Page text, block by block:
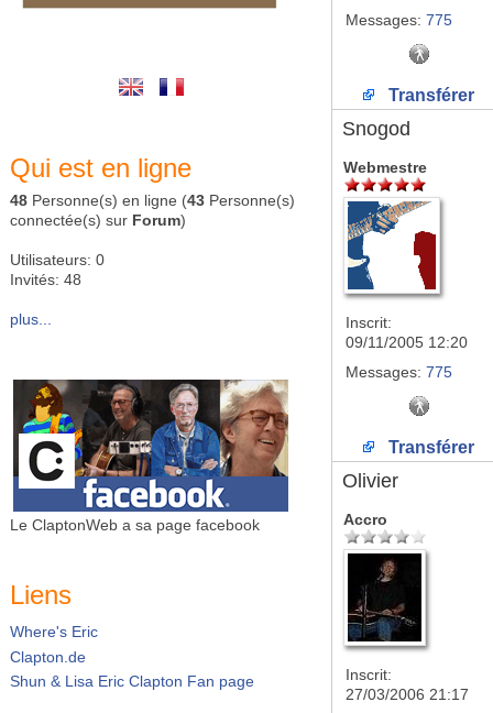
Qui est en ligne
48 Personne(s) en ligne (43 Personne(s)
connectée(s) sur Forum)
Utilisateurs: 0
Invités: 48
plus...
Le ClaptonWeb a sa page facebook
Liens
Where's Eric
Clapton.de
Shun & Lisa Eric Clapton Fan page
Messages: 775
Transférer
Snogod
Webmestre
Inscrit:
09/11/2005 12:20
Messages: 775
Transférer
Olivier
Accro
Inscrit:
27/03/2006 21:17